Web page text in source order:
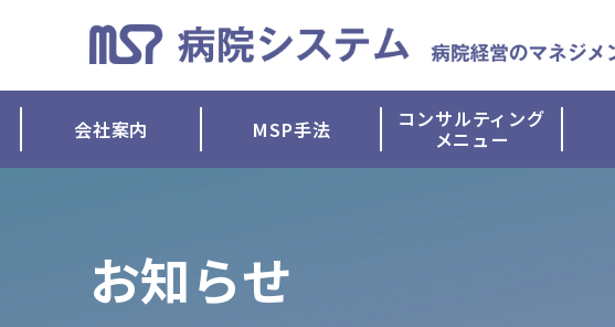
会社案内 MSP手法 コンサルティング
メニュー
お知らせ